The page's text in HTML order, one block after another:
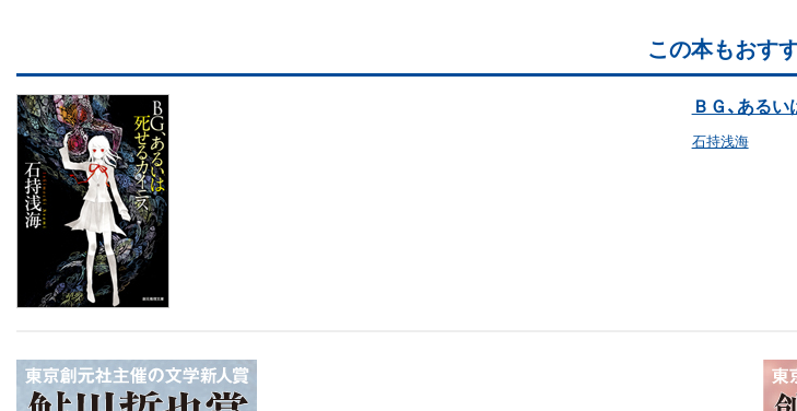
この本もおす
ＢＧ、ある
石持浅海